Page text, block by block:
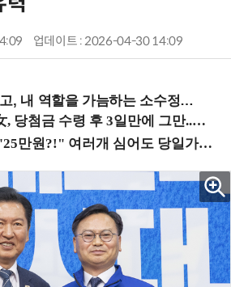
업데이트 : 2026-04-30 14:09
가늠하는 소수정예 실습 워크숍 (8/28 신논현역)